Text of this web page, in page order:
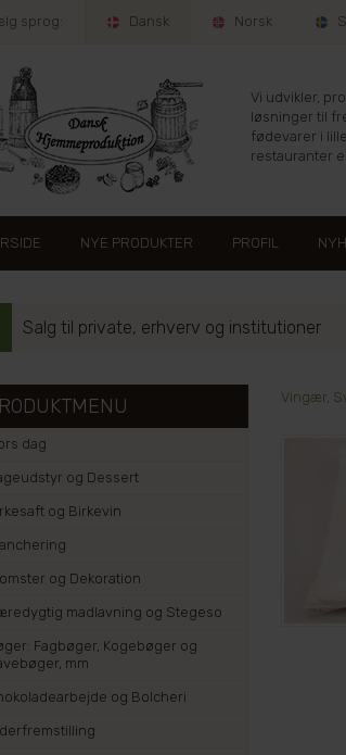
sprog: Dansk Norsk
Vi udvikler,
løsninger til
fødevarer i
restauranter
NYE PRODUKTER PROFIL
Salg til private, erhverv og institutioner
Vingær,
dag
og Dessert
og Birkevin
og Dekoration
madlavning og Stegeso
Fagbøger, Kogebøger og
mm
og Bolcheri